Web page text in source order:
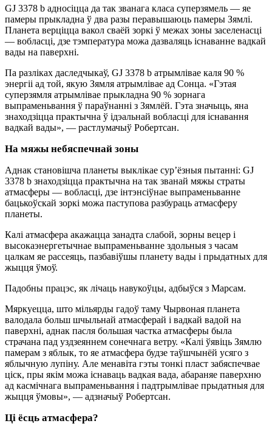
GJ 3378 b адносіцца да так званага класа суперзямель — яе
памеры прыкладна ў два разы перавышаюць памеры Зямлі.
Планета верціцца вакол сваёй зоркі ў межах зоны заселенасці
— вобласці, дзе тэмпература можа дазваляць існаванне вадкай
вады на паверхні.
Па разліках даследчыкаў, GJ 3378 b атрымлівае каля 90 %
энергіі ад той, якую Зямля атрымлівае ад Сонца. «Гэтая
суперзямля атрымлівае прыкладна 90 % зорнага
выпраменьвання ў параўнанні з Зямлёй. Гэта значыць, яна
знаходзіцца практычна ў ідэальнай вобласці для існавання
вадкай вады», — растлумачыў Робертсан.
На мяжы небяспечнай зоны
Аднак становішча планеты выклікае сур’ёзныя пытанні: GJ
3378 b знаходзіцца практычна на так званай мяжы страты
атмасферы — вобласці, дзе інтэнсіўнае выпраменьванне
бацькоўскай зоркі можа паступова разбураць атмасферу
планеты.
Калі атмасфера акажацца занадта слабой, зорны вецер і
высокаэнергетычнае выпраменьванне здольныя з часам
цалкам яе рассеяць, пазбавіўшы планету вады і прыдатных для
жыцця ўмоў.
Падобны працэс, як лічаць навукоўцы, адбыўся з Марсам.
Мяркуецца, што мільярды гадоў таму Чырвоная планета
валодала больш шчыльнай атмасферай і вадкай вадой на
паверхні, аднак пасля большая частка атмасферы была
страчана пад уздзеяннем сонечнага ветру. «Калі ўявіць Зямлю
памерам з яблык, то яе атмасфера будзе таўшчынёй усяго з
яблычную лупіну. Але менавіта гэты тонкі пласт забяспечвае
ціск, пры якім можа існаваць вадкая вада, абараняе паверхню
ад касмічнага выпраменьвання і падтрымлівае прыдатныя для
жыцця ўмовы», — адзначыў Робертсан.
Ці ёсць атмасфера?